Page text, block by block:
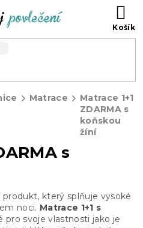
Matrace
Matrace 1+1
ZDARMA s
koňskou
žíní
s
produkt, který splňuje vysoké
noci. Matrace 1+1 s
pro svoje vlastnosti jako je